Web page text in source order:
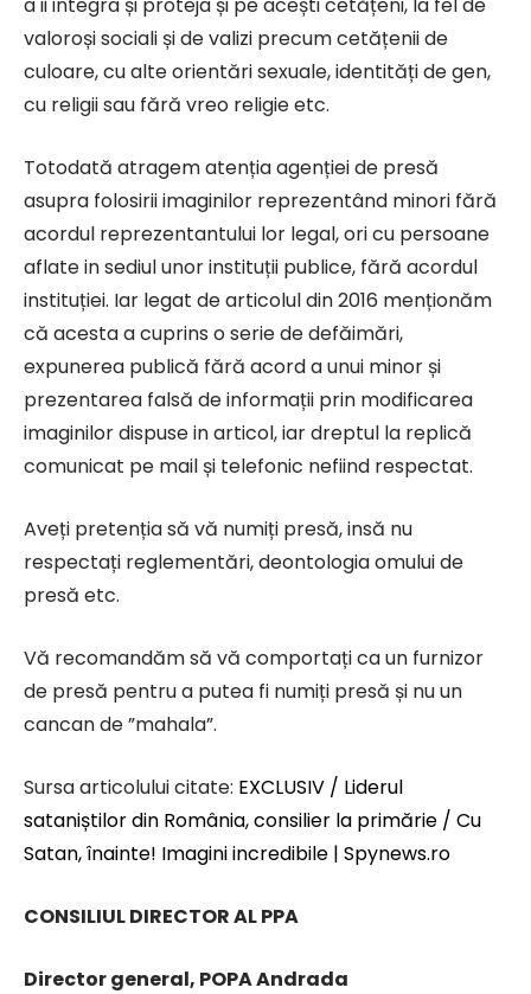
valoroși sociali și de valizi precum cetățenii de
culoare, cu alte orientări sexuale, identități de gen,
cu religii sau fără vreo religie etc.
Totodată atragem atenția agenției de presă
asupra folosirii imaginilor reprezentând minori fără
acordul reprezentantului lor legal, ori cu persoane
aflate in sediul unor instituții publice, fără acordul
instituției. Iar legat de articolul din 2016 menționăm
că acesta a cuprins o serie de defăimări,
expunerea publică fără acord a unui minor și
prezentarea falsă de informații prin modificarea
imaginilor dispuse in articol, iar dreptul la replică
comunicat pe mail și telefonic nefiind respectat.
Aveți pretenția să vă numiți presă, insă nu
respectați reglementări, deontologia omului de
presă etc.
Vă recomandăm să vă comportați ca un furnizor
de presă pentru a putea fi numiți presă și nu un
cancan de ”mahala”.
Sursa articolului citate: EXCLUSIV / Liderul
sataniștilor din România, consilier la primărie / Cu
Satan, înainte! Imagini incredibile | Spynews.ro
CONSILIUL DIRECTOR AL PPA
Director general, POPA Andrada